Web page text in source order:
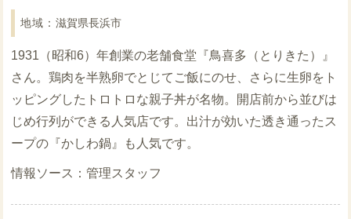
滋賀県長浜市
1931（昭和6）年創業の老舗食堂『鳥喜多（とりきた）』
さん。鶏肉を半熟卵でとじてご飯にのせ、さらに生卵をト
ッピングしたトロトロな親子丼が名物。開店前から並びは
じめ行列ができる人気店です。出汁が効いた透き通ったス
ープの『かしわ鍋』も人気です。
管理スタッフ